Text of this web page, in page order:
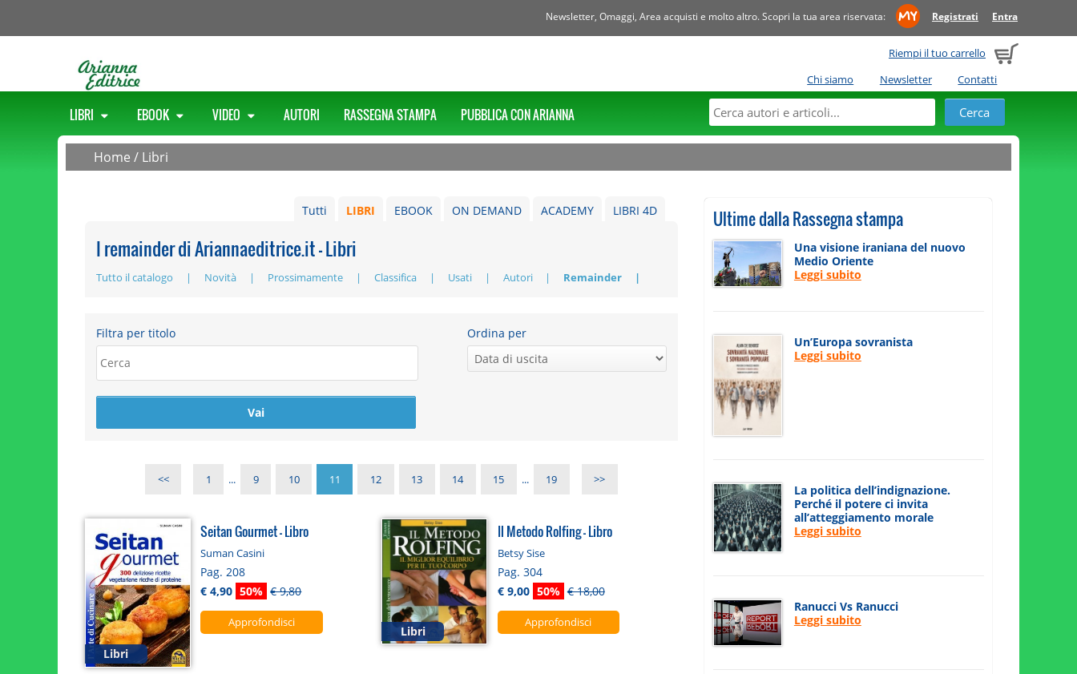
Newsletter, Omaggi, Area acquisti e molto altro. Scopri la tua area riservata: Registrati Entra
Riempi il tuo carrello
Chi siamo
Newsletter Contatti
LIBRI EBOOK VIDEO AUTORI RASSEGNA STAMPA PUBBLICA CON ARIANNA
Home / Libri
LIBRI 4D
ACADEMY
ON DEMAND
EBOOK
LIBRI
Tutti
I remainder di Ariannaeditrice.it - Libri
Tutto il catalogo Novità Prossimamente Classifica Usati Autori Remainder
Filtra per titolo Ordina per
<< 1 ... 9 10 11 12 13 14 15 ... 19 >>
Libri
Seitan Gourmet - Libro
Suman Casini
Pag. 208
€ 4,90 50% € 9,80
Approfondisci
Libri
Il Metodo Rolfing - Libro
Betsy Sise
Pag. 304
€ 9,00 50% € 18,00
Approfondisci
Ultime dalla Rassegna stampa
Una visione iraniana del nuovo
Medio Oriente
Leggi subito
Un’Europa sovranista
Leggi subito
La politica dell’indignazione.
Perché il potere ci invita
all’atteggiamento morale
Leggi subito
Ranucci Vs Ranucci
Leggi subito